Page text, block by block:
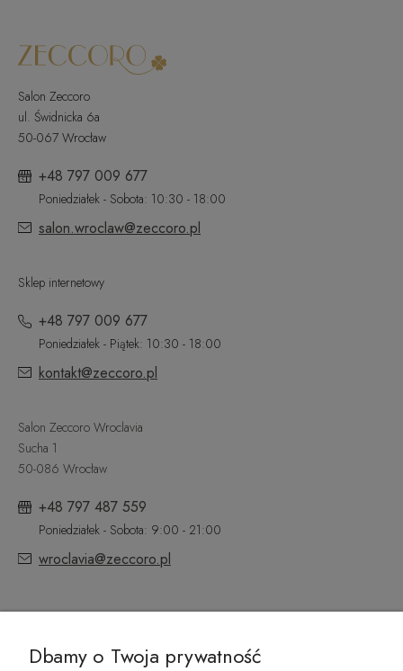
Salon Zeccoro
ul. Świdnicka 6a
50-067 Wrocław
+48 797 009 677
Poniedziałek - Sobota: 10:30 - 18:00
salon.wroclaw@zeccoro.pl
Sklep internetowy
+48 797 009 677
Poniedziałek - Piątek: 10:30 - 18:00
kontakt@zeccoro.pl
Salon Zeccoro Wroclavia
Sucha 1
50-086 Wrocław
+48 797 487 559
Poniedziałek - Sobota: 9:00 - 21:00
wroclavia@zeccoro.pl
Dbamy o Twoja prywatność